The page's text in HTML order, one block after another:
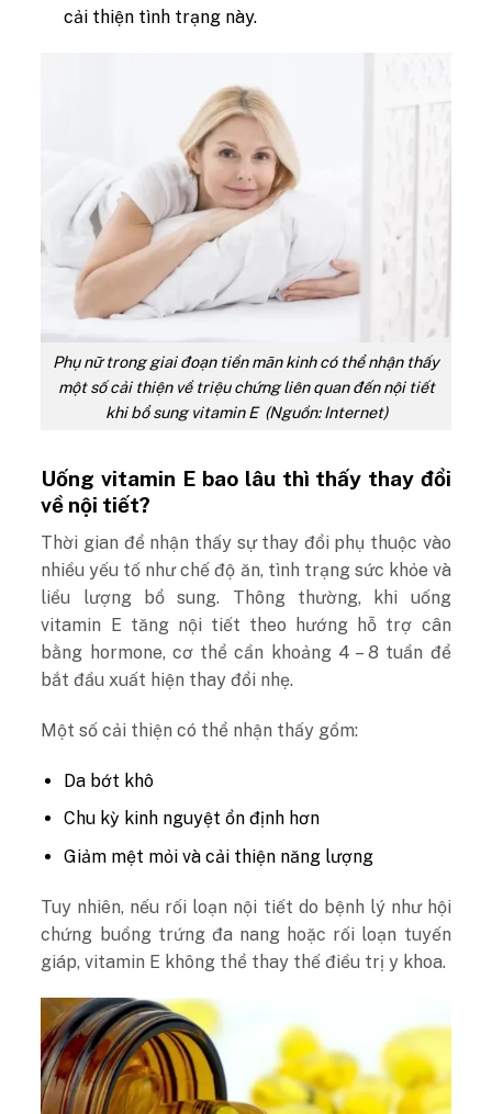
cải thiện tình trạng này.
Phụ nữ trong giai đoạn tiền mãn kinh có thể nhận thấy
một số cải thiện về triệu chứng liên quan đến nội tiết
khi bổ sung vitamin E (Nguồn: Internet)
Uống vitamin E bao lâu thì thấy thay đổi
về nội tiết?
Thời gian để nhận thấy sự thay đổi phụ thuộc vào
nhiều yếu tố như chế độ ăn, tình trạng sức khỏe và
liều lượng bổ sung. Thông thường, khi uống
vitamin E tăng nội tiết theo hướng hỗ trợ cân
bằng hormone, cơ thể cần khoảng 4 – 8 tuần để
bắt đầu xuất hiện thay đổi nhẹ.
Một số cải thiện có thể nhận thấy gồm:
Da bớt khô
Chu kỳ kinh nguyệt ổn định hơn
Giảm mệt mỏi và cải thiện năng lượng
Tuy nhiên, nếu rối loạn nội tiết do bệnh lý như hội
chứng buồng trứng đa nang hoặc rối loạn tuyến
giáp, vitamin E không thể thay thế điều trị y khoa.